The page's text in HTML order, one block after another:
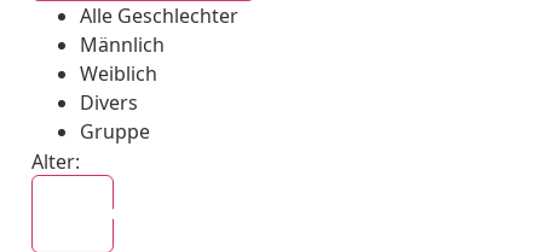
Alle Geschlechter
Männlich
Weiblich
Divers
Gruppe
Alter: